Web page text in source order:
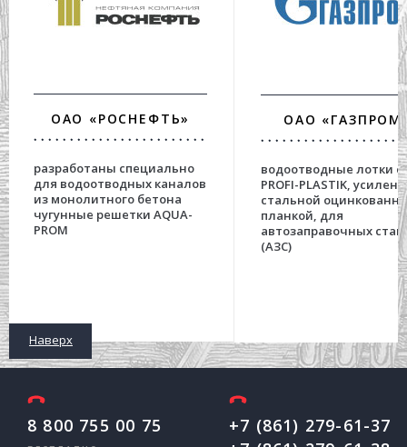
ОАО «РОСНЕФТЬ»
разработаны специально
для водоотводных каналов
из монолитного бетона
чугунные решетки AQUA-
PROM
ОАО
водоотводные лотки
PROFI-PLASTIK,
стальной
планкой, для
автозаправочных
(АЗС)
Наверх
8 800 755 00 75
+7 (861) 279-61-37